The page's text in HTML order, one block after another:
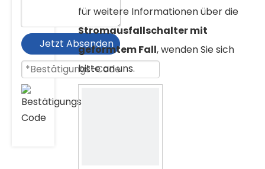
Jetzt Absenden
für weitere Informationen über die
Stromausfallschalter mit
geformtem Fall, wenden Sie sich
bitte an uns.